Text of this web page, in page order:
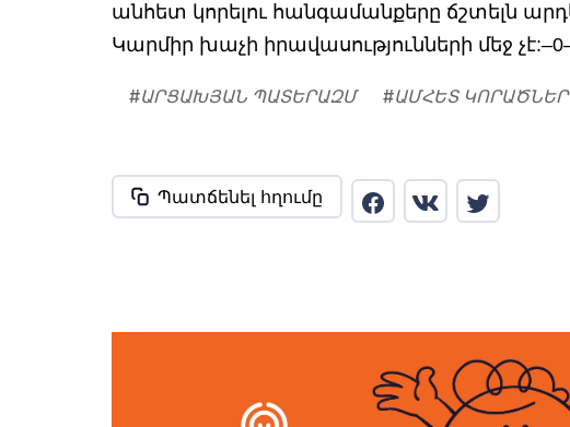
անհետ կորելու հանգամանքերը ճշտելն
Կարմիր խաչի իրավասությունների մեջ
#ԱՐՑԱԽՅԱՆ ՊԱՏԵՐԱԶՄ #ԱՄՀԵՏ ԿՈՐԱԾՆԵՐ
Պատճենել հղումը